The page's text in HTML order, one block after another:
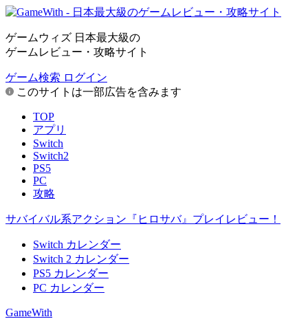
ゲームウィズ 日本最大級の
ゲームレビュー・攻略サイト
ゲーム検索 ログイン
このサイトは一部広告を含みます
TOP
アプリ
Switch
Switch2
PS5
PC
攻略
サバイバル系アクション『ヒロサバ』プレイレビュー！
Switch カレンダー
Switch 2 カレンダー
PS5 カレンダー
PC カレンダー
GameWith